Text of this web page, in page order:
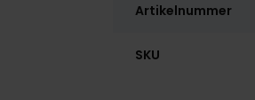
Artikelnummer
SKU